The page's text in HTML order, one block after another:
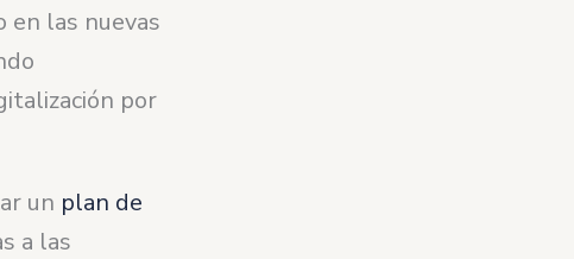
las nuevas
por
un plan de
a las